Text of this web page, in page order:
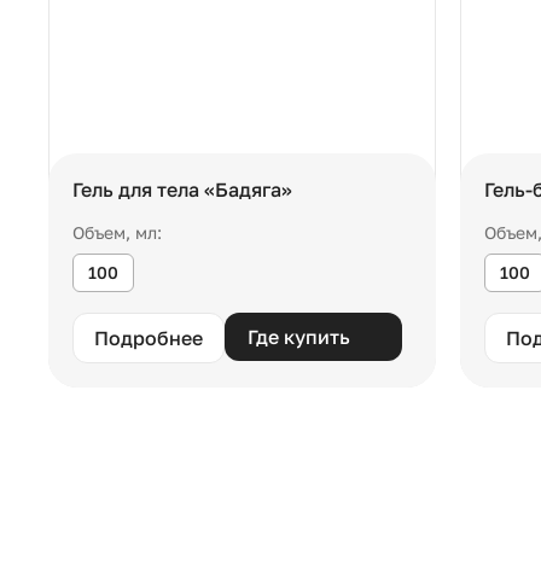
Гель для тела «Бадяга»
Объем, мл:
100
Подробнее Где купить
100